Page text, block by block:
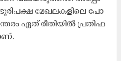
മേ​ഖ​ല​ക​ളി​ലെ പോ​
ഏ​ത് രീ​തി​യി​ൽ പ്ര​തി​ഫ​